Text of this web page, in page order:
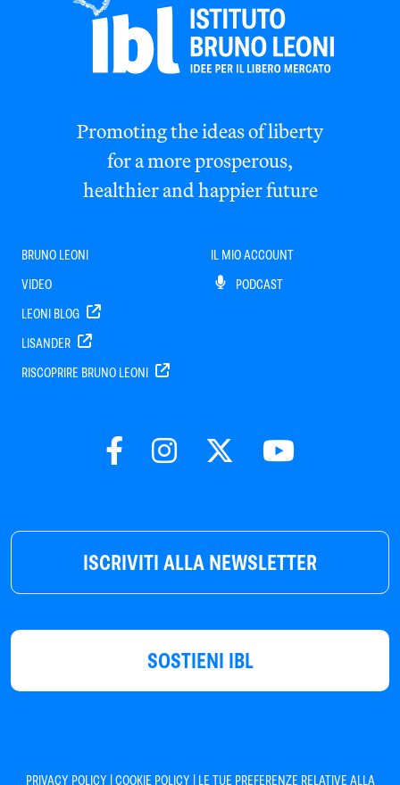
ISCRIVITI ALLA NEWSLETTER
SOSTIENI IBL
Promoting the ideas of liberty
for a more prosperous,
healthier and happier future
BRUNO LEONI
VIDEO
LEONI BLOG
LISANDER
RISCOPRIRE BRUNO LEONI
IL MIO ACCOUNT
PODCAST
PRIVACY POLICY |COOKIE POLICY | LE TUE PREFERENZE RELATIVE ALLA